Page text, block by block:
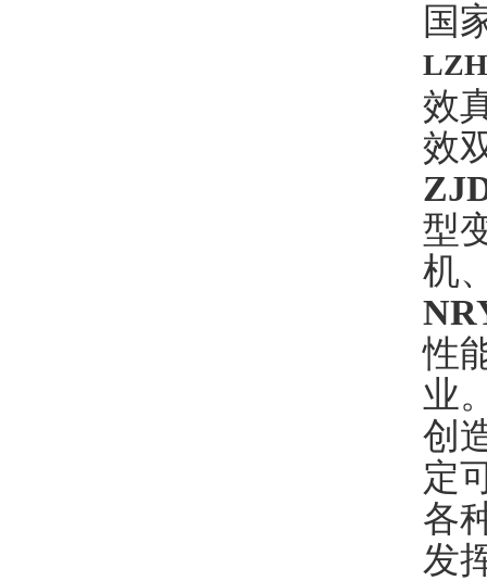
国
效
效
型
机
性
业
创
定
各
发